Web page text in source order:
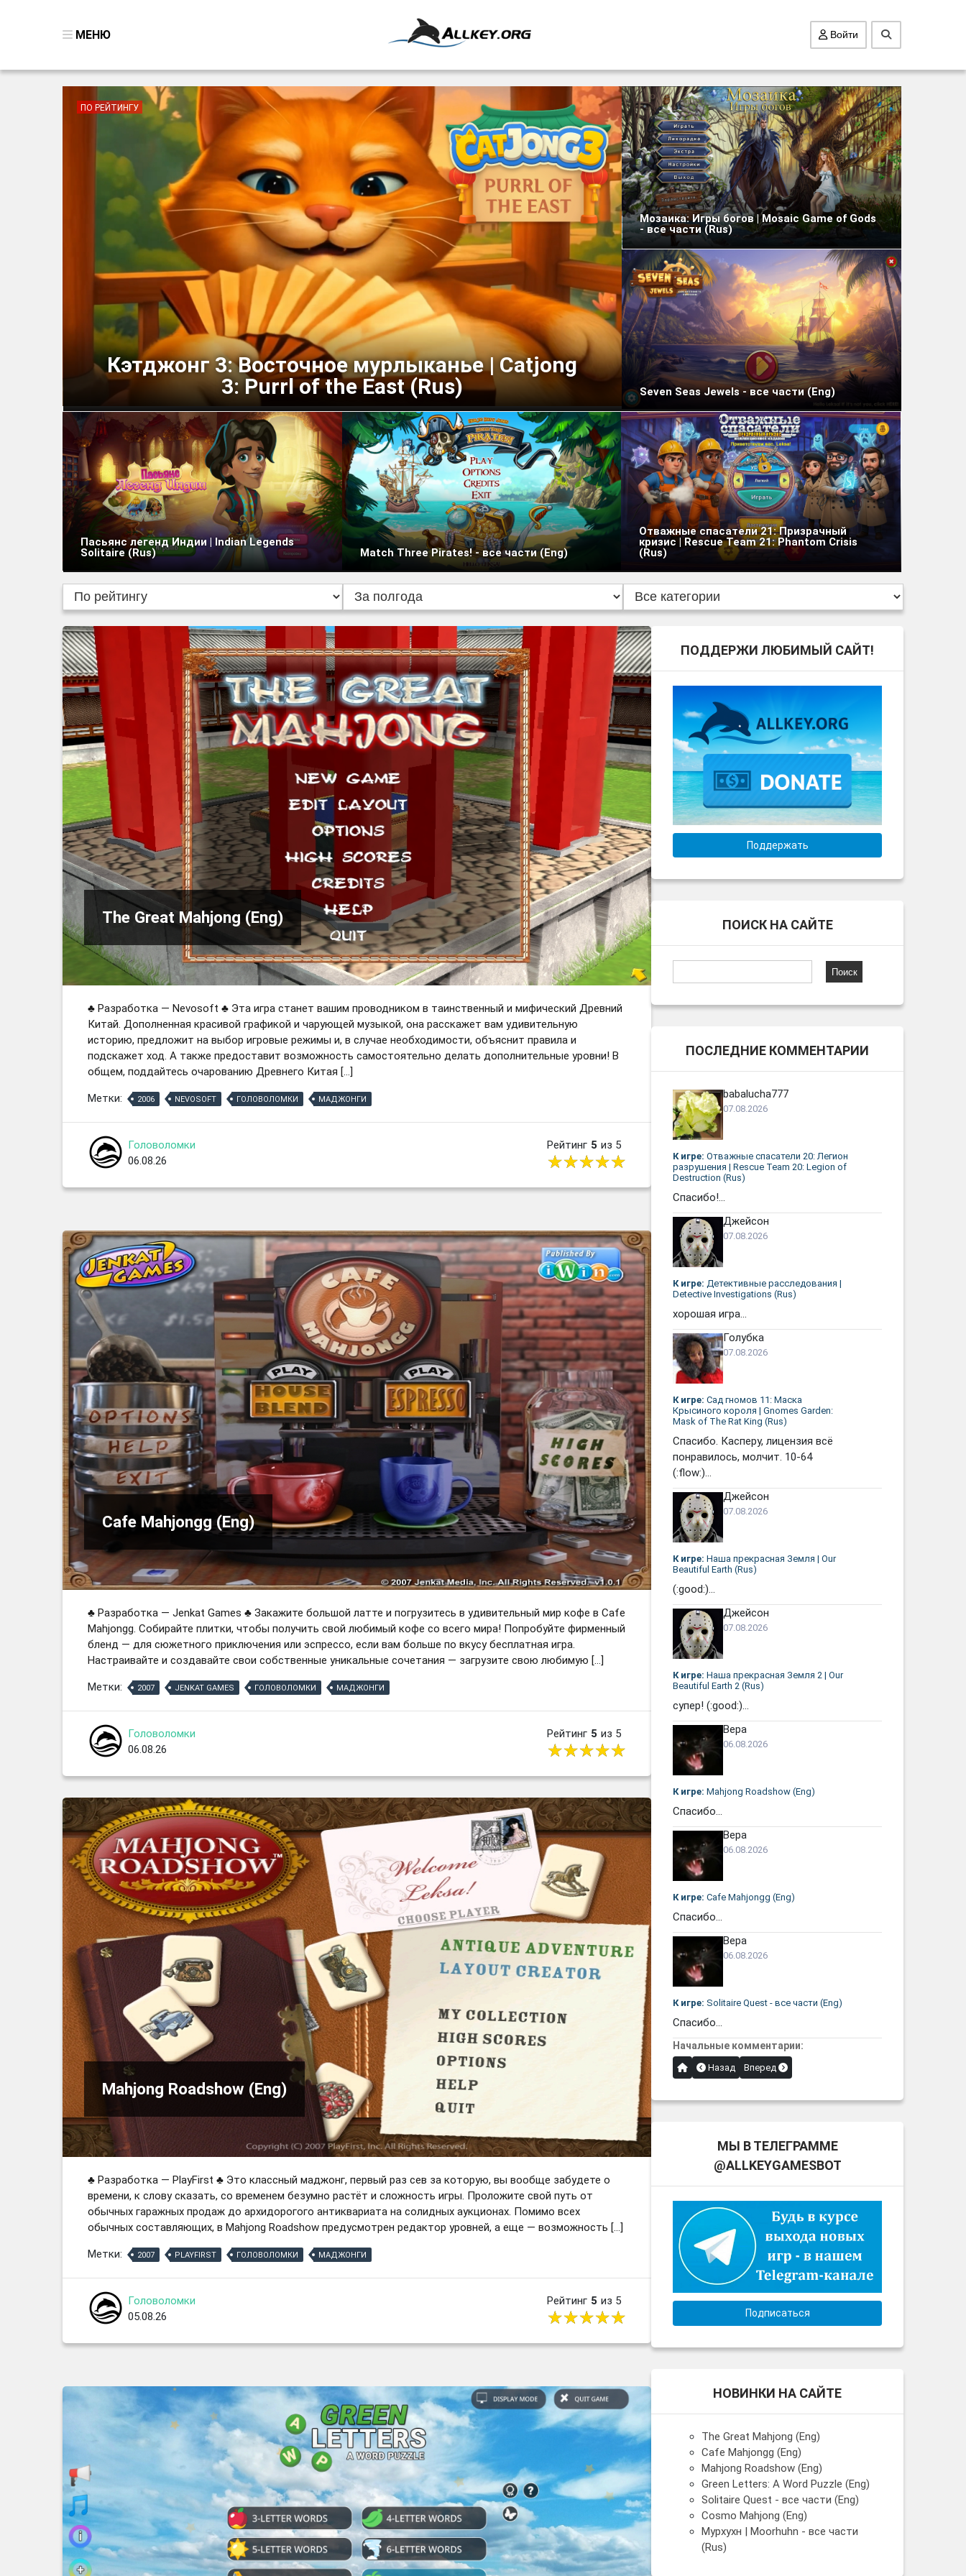
МЕНЮ
ВСЕ ИГРЫ
ПОИСК ПРЕДМЕТОВ
БИЗНЕС
ТРИ-В-РЯД
СТРАТЕГИИ
НОВОСТИ
Войти
Кэтджонг 3: Восточное мурлыканье | Catjong
3: Purrl of the East (Rus)
ПО РЕЙТИНГУ
Мозаика: Игры богов | Mosaic Game of Gods
- все части (Rus)
Seven Seas Jewels - все части (Eng)
Пасьянс легенд Индии | Indian Legends
Solitaire (Rus)
Match Three Pirates! - все части (Eng)
Отважные спасатели 21: Призрачный
кризис | Rescue Team 21: Phantom Crisis
(Rus)
The Great Mahjong (Eng)
♣ Разработка — Nevosoft ♣ Эта игра станет вашим проводником в таинственный и мифический Древний
Китай. Дополненная красивой графикой и чарующей музыкой, она расскажет вам удивительную
историю, предложит на выбор игровые режимы и, в случае необходимости, объяснит правила и
подскажет ход. А также предоставит возможность самостоятельно делать дополнительные уровни! В
общем, поддайтесь очарованию Древнего Китая […]
Метки: 2006 NEVOSOFT ГОЛОВОЛОМКИ МАДЖОНГИ
Головоломки
06.08.26
Рейтинг 5 из 5
Cafe Mahjongg (Eng)
♣ Разработка — Jenkat Games ♣ Закажите большой латте и погрузитесь в удивительный мир кофе в Cafe
Mahjongg. Собирайте плитки, чтобы получить свой любимый кофе со всего мира! Попробуйте фирменный
бленд — для сюжетного приключения или эспрессо, если вам больше по вкусу бесплатная игра.
Настраивайте и создавайте свои собственные уникальные сочетания — загрузите свою любимую […]
Метки: 2007 JENKAT GAMES ГОЛОВОЛОМКИ МАДЖОНГИ
Головоломки
06.08.26
Рейтинг 5 из 5
Mahjong Roadshow (Eng)
♣ Разработка — PlayFirst ♣ Это классный маджонг, первый раз сев за которую, вы вообще забудете о
времени, к слову сказать, со временем безумно растёт и сложность игры. Проложите свой путь от
обычных гаражных продаж до архидорогого антиквариата на солидных аукционах. Помимо всех
обычных составляющих, в Mahjong Roadshow предусмотрен редактор уровней, а еще — возможность […]
Метки: 2007 PLAYFIRST ГОЛОВОЛОМКИ МАДЖОНГИ
Головоломки
05.08.26
Рейтинг 5 из 5
ПОДДЕРЖИ ЛЮБИМЫЙ САЙТ!
Поддержать
ПОИСК НА САЙТЕ
ПОСЛЕДНИЕ КОММЕНТАРИИ
babalucha777
07.08.2026
К игре: Отважные спасатели 20: Легион
разрушения | Rescue Team 20: Legion of
Destruction (Rus)
Спасибо!...
Джейсон
07.08.2026
К игре: Детективные расследования |
Detective Investigations (Rus)
хорошая игра...
Голубка
07.08.2026
К игре: Сад гномов 11: Маска
Крысиного короля | Gnomes Garden:
Mask of The Rat King (Rus)
Спасибо. Касперу, лицензия всё
понравилось, молчит. 10-64
(:flow:)...
Джейсон
07.08.2026
К игре: Наша прекрасная Земля | Our
Beautiful Earth (Rus)
(:good:)...
Джейсон
07.08.2026
К игре: Наша прекрасная Земля 2 | Our
Beautiful Earth 2 (Rus)
супер! (:good:)...
Вера
06.08.2026
К игре: Mahjong Roadshow (Eng)
Спасибо...
Вера
06.08.2026
К игре: Cafe Mahjongg (Eng)
Спасибо...
Вера
06.08.2026
К игре: Solitaire Quest - все части (Eng)
Спасибо...
Начальные комментарии:
Назад Вперед
МЫ В ТЕЛЕГРАММЕ
@ALLKEYGAMESBOT
Подписаться
НОВИНКИ НА САЙТЕ
The Great Mahjong (Eng)
Cafe Mahjongg (Eng)
Mahjong Roadshow (Eng)
Green Letters: A Word Puzzle (Eng)
Solitaire Quest - все части (Eng)
Cosmo Mahjong (Eng)
Мурхухн | Moorhuhn - все части
(Rus)